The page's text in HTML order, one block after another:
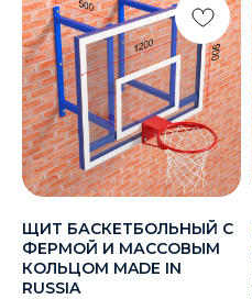
ЩИТ БАСКЕТБОЛЬНЫЙ С
ФЕРМОЙ И МАССОВЫМ
КОЛЬЦОМ MADE IN
RUSSIA